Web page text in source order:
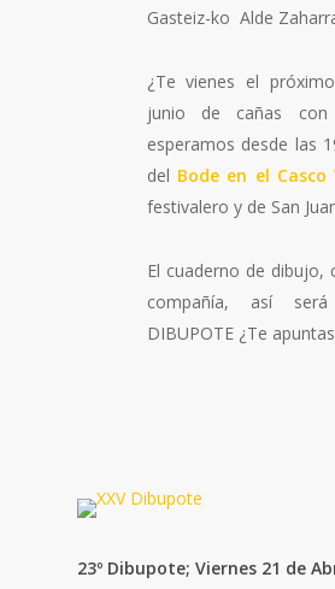
Gasteiz-ko Alde
¿Te vienes el
junio de cañas con
esperamos desde las
del Bode en el Casco
festivalero y de San
El cuaderno de dibujo,
compañía, así
DIBUPOTE ¿Te
23º Dibupote; Viernes 21 de